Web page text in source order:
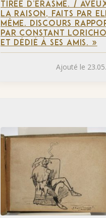
TIRÉE D’ERASME. /
LA RAISON, FAITS PAR
MÊME. DISCOURS
PAR CONSTANT
ET DÉDIÉ À SES AMIS. »
Ajouté le